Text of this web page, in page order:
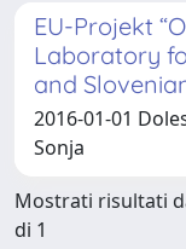
EU-Projekt
Laboratory
and
2016-01-01
Sonja
Mostrati risultati
di 1